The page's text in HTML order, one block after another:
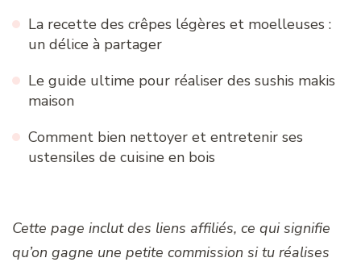
La recette des crêpes légères et moelleuses :
un délice à partager
Le guide ultime pour réaliser des sushis makis
maison
Comment bien nettoyer et entretenir ses
ustensiles de cuisine en bois
Cette page inclut des liens affiliés, ce qui signifie
qu’on gagne une petite commission si tu réalises